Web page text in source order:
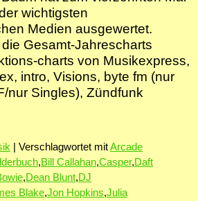
wichtigsten
Medien ausgewertet.
Gesamt-Jahrescharts
charts von Musikexpress,
intro, Visions, byte fm (nur
nur Singles), Zündfunk
Verschlagwortet mitArcade
,Bill Callahan,Casper,Daft
,Dean Blunt,DJ
Blake,Jon Hopkins,Julia